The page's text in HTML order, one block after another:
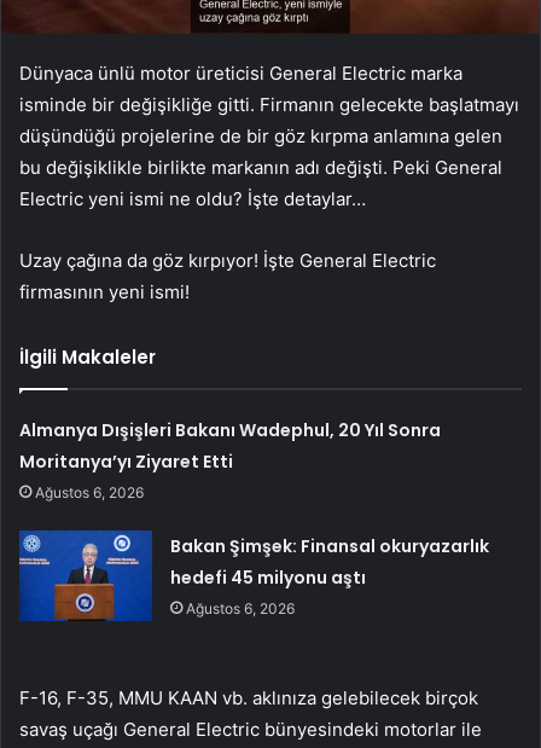
Dünyaca ünlü motor üreticisi General Electric marka
isminde bir değişikliğe gitti. Firmanın gelecekte başlatmayı
düşündüğü projelerine de bir göz kırpma anlamına gelen
bu değişiklikle birlikte markanın adı değişti. Peki General
Electric yeni ismi ne oldu? İşte detaylar…
Uzay çağına da göz kırpıyor! İşte General Electric
firmasının yeni ismi!
İlgili Makaleler
Almanya Dışişleri Bakanı Wadephul, 20 Yıl Sonra
Moritanya’yı Ziyaret Etti
Ağustos 6, 2026
Bakan Şimşek: Finansal okuryazarlık
hedefi 45 milyonu aştı
Ağustos 6, 2026
F-16, F-35, MMU KAAN vb. aklınıza gelebilecek birçok
savaş uçağı General Electric bünyesindeki motorlar ile